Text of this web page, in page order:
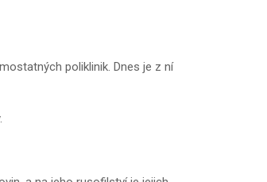
poliklinik. Dnes je z ní